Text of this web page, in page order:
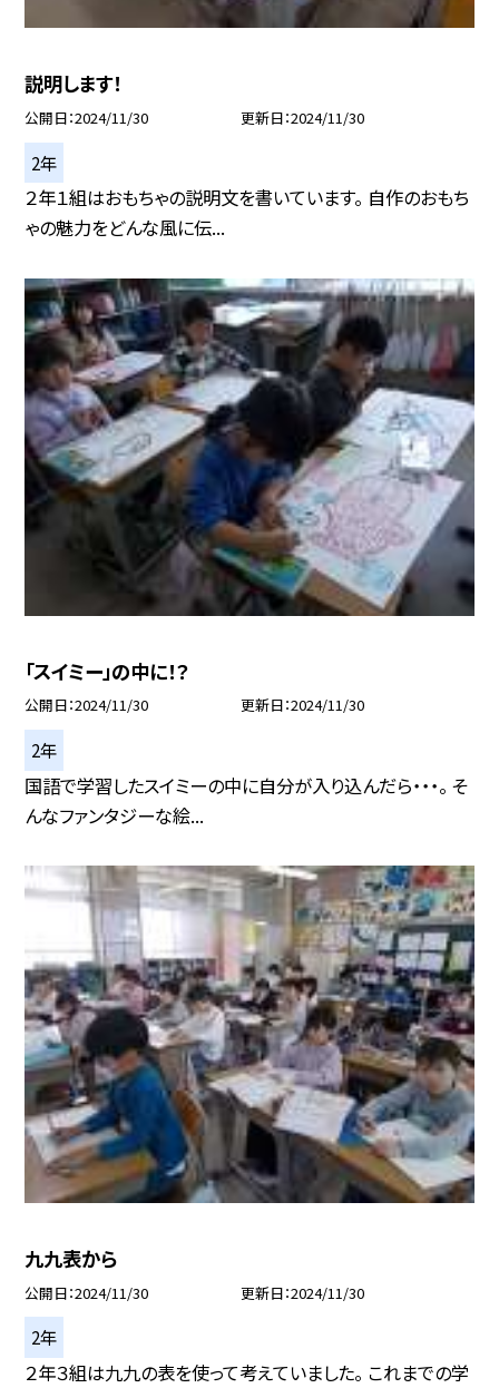
説明します！
公開日 2024/11/30 更新日 2024/11/30
2年
２年１組はおもちゃの説明文を書いています。 自作のおもち
ゃの魅力をどんな風に伝...
「スイミー」の中に！？
公開日 2024/11/30 更新日 2024/11/30
2年
国語で学習したスイミーの中に自分が入り込んだら・・・。 そ
んなファンタジーな絵...
九九表から
公開日 2024/11/30 更新日 2024/11/30
2年
２年３組は九九の表を使って考えていました。 これまでの学